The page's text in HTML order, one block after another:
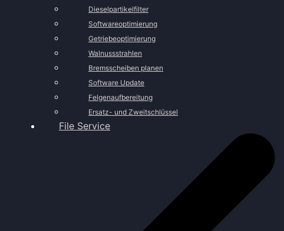
Dieselpartikelfilter
Softwareoptimierung
Getriebeoptimierung
Walnussstrahlen
Bremsscheiben planen
Software Update
Felgenaufbereitung
Ersatz- und Zweitschlüssel
File Service